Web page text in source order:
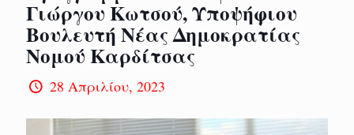
Γιώργου Κωτσού, Υποψήφιου
Βουλευτή Νέας Δημοκρατίας
Νομού Καρδίτσας
28 Απριλίου, 2023